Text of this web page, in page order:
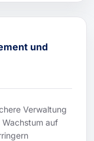
und
Verwaltung
auf